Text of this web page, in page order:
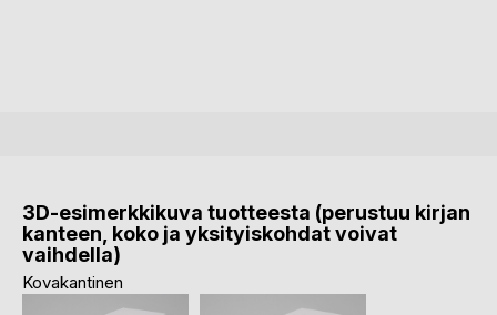
3D-esimerkkikuva tuotteesta (perustuu kirjan
kanteen, koko ja yksityiskohdat voivat
vaihdella)
Kovakantinen